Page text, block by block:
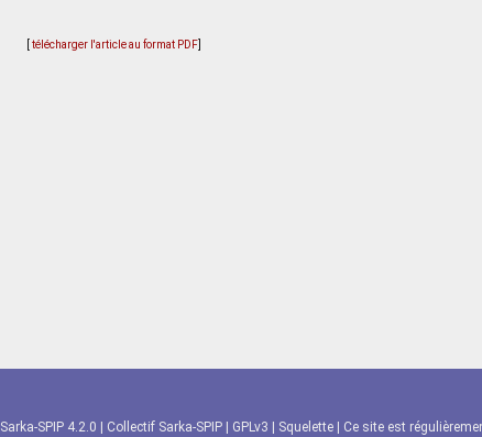
télécharger l'article au format PDF
Sarka-SPIP 4.2.0 Collectif Sarka-SPIP GPLv3 Squelette | Ce site est